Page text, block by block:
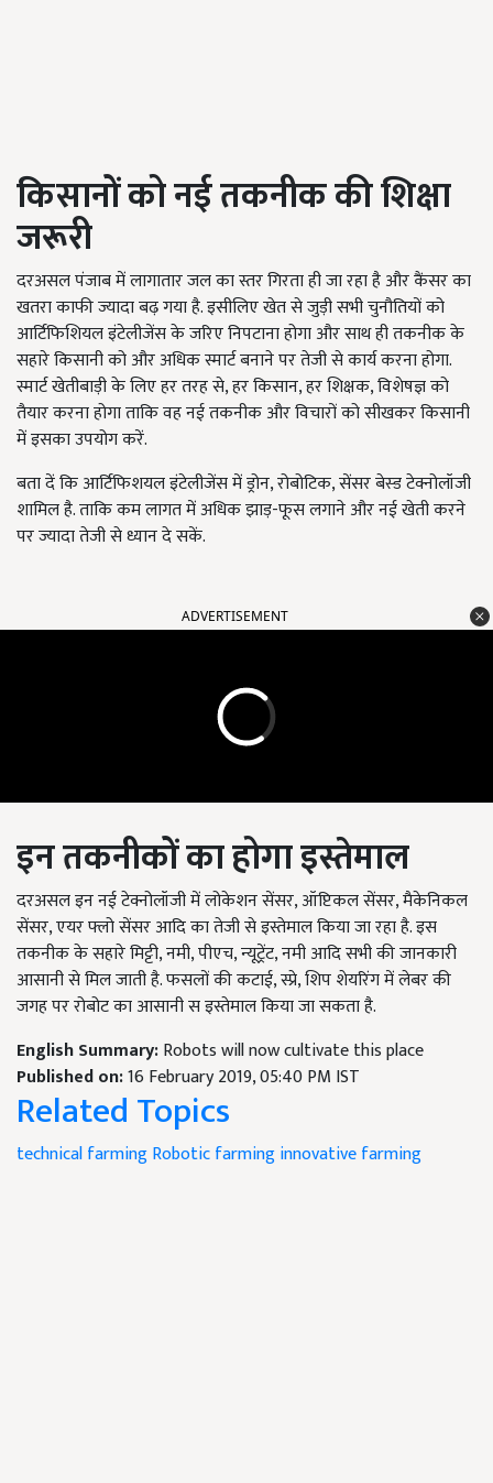
किसानों को नई तकनीक की शिक्षा
जरूरी
दरअसल पंजाब में लागातार जल का स्तर गिरता ही जा रहा है और कैंसर का
खतरा काफी ज्यादा बढ़ गया है. इसीलिए खेत से जुड़ी सभी चुनौतियों को
आर्टिफिशियल इंटेलीजेंस के जरिए निपटाना होगा और साथ ही तकनीक के
सहारे किसानी को और अधिक स्मार्ट बनाने पर तेजी से कार्य करना होगा.
स्मार्ट खेतीबाड़ी के लिए हर तरह से, हर किसान, हर शिक्षक, विशेषज्ञ को
तैयार करना होगा ताकि वह नई तकनीक और विचारों को सीखकर किसानी
में इसका उपयोग करें.
बता दें कि आर्टिफिशयल इंटेलीजेंस में ड्रोन, रोबोटिक, सेंसर बेस्ड टेक्नोलॉजी
शामिल है. ताकि कम लागत में अधिक झाड़-फूस लगाने और नई खेती करने
पर ज्यादा तेजी से ध्यान दे सकें.
ADVERTISEMENT
इन तकनीकों का होगा इस्तेमाल
दरअसल इन नई टेक्नोलॉजी में लोकेशन सेंसर, ऑप्टिकल सेंसर, मैकेनिकल
सेंसर, एयर फ्लो सेंसर आदि का तेजी से इस्तेमाल किया जा रहा है. इस
तकनीक के सहारे मिट्टी, नमी, पीएच, न्यूट्रेंट, नमी आदि सभी की जानकारी
आसानी से मिल जाती है. फसलों की कटाई, स्प्रे, शिप शेयरिंग में लेबर की
जगह पर रोबोट का आसानी स इस्तेमाल किया जा सकता है.
English Summary:Robots will now cultivate this place
Published on:16 February 2019, 05:40 PM IST
Related Topics
technical farmingRobotic farminginnovative farming